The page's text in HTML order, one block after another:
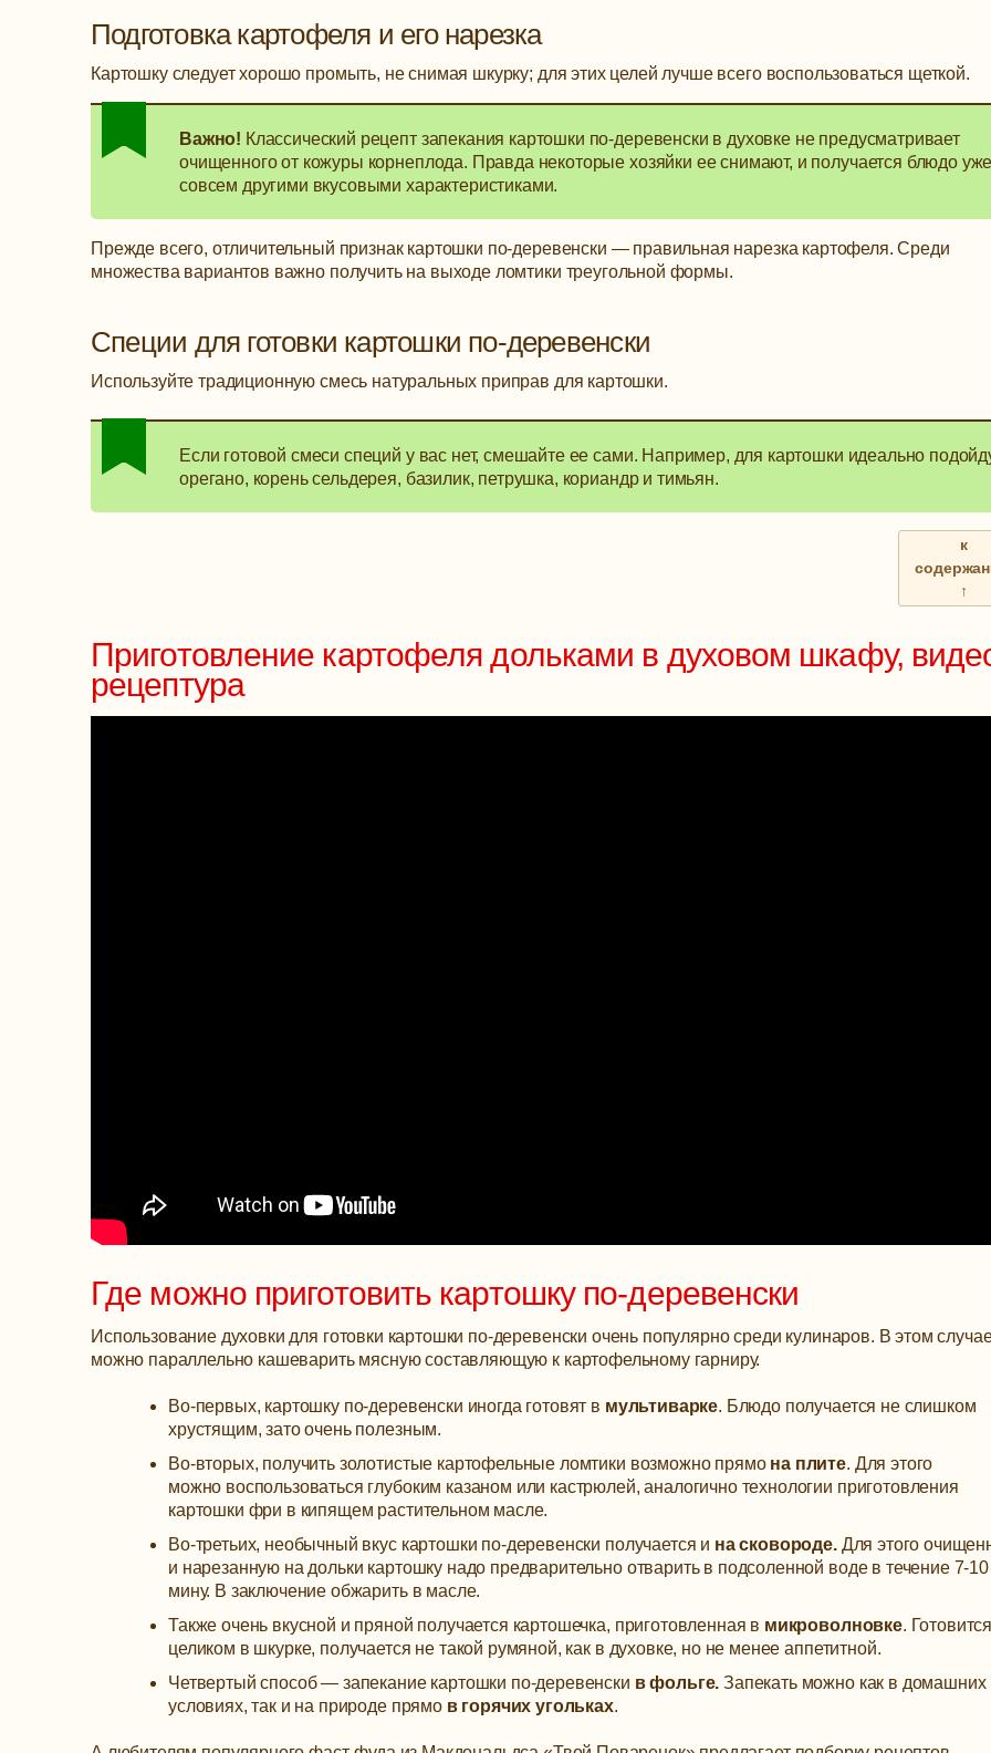
Подготовка картофеля и его нарезка
Картошку следует хорошо промыть, не снимая шкурку; для этих целей лучше всего воспользоваться щеткой.
Важно! Классический рецепт запекания картошки по-деревенски в духовке не предусматривает
очищенного от кожуры корнеплода. Правда некоторые хозяйки ее снимают, и получается блюдо
совсем другими вкусовыми характеристиками.
Прежде всего, отличительный признак картошки по-деревенски — правильная нарезка картофеля. Среди
множества вариантов важно получить на выходе ломтики треугольной формы.
Специи для готовки картошки по-деревенски
Используйте традиционную смесь натуральных приправ для картошки.
Если готовой смеси специй у вас нет, смешайте ее сами. Например, для картошки идеально
орегано, корень сельдерея, базилик, петрушка, кориандр и тимьян.
к
↑
Приготовление картофеля дольками в духовом шкафу,
рецептура
Где можно приготовить картошку по-деревенски
Использование духовки для готовки картошки по-деревенски очень популярно среди кулинаров. В этом
можно параллельно кашеварить мясную составляющую к картофельному гарниру.
Во-первых, картошку по-деревенски иногда готовят в мультиварке. Блюдо получается не слишком
хрустящим, зато очень полезным.
Во-вторых, получить золотистые картофельные ломтики возможно прямо на плите. Для этого
можно воспользоваться глубоким казаном или кастрюлей, аналогично технологии приготовления
картошки фри в кипящем растительном масле.
Во-третьих, необычный вкус картошки по-деревенски получается и на сковороде.Для этого
и нарезанную на дольки картошку надо предварительно отварить в подсоленной воде в течение 7-10
мину. В заключение обжарить в масле.
Также очень вкусной и пряной получается картошечка, приготовленная в микроволновке.
целиком в шкурке, получается не такой румяной, как в духовке, но не менее аппетитной.
Четвертый способ — запекание картошки по-деревенски в фольге.Запекать можно как в домашних
условиях, так и на природе прямо в горячих угольках.